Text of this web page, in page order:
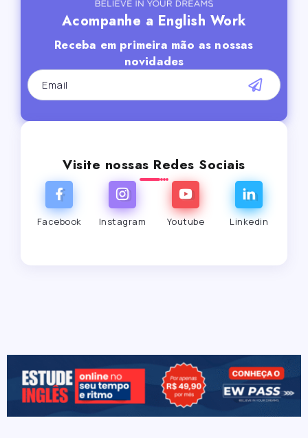
Acompanhe a English Work
Receba em primeira mão as nossas
novidades
Visite nossas Redes Sociais
Facebook Instagram Youtube Linkedin